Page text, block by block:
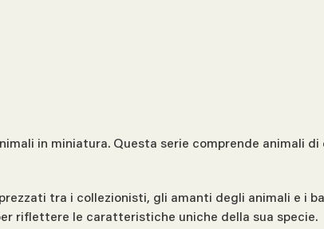
in miniatura. Questa serie comprende animali di
tra i collezionisti, gli amanti degli animali e i
riflettere le caratteristiche uniche della sua specie.